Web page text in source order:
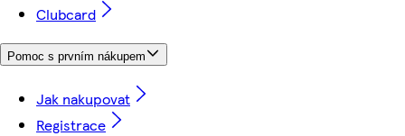
Clubcard
Pomoc s prvním nákupem
Jak nakupovat
Registrace